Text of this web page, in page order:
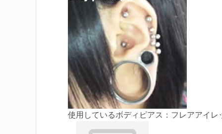
使用しているボディピアス：フレアアイ